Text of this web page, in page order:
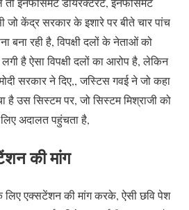
जो केंद्र सरकार के इशारे पर बीते चार पांच
बना रही है, विपक्षी दलों के नेताओं को
है ऐसा विपक्षी दलों का आरोप है, लेकिन
सरकार ने दिए,, जस्टिस गवई ने जो कहा
है उस सिस्टम पर, जो सिस्टम मिश्राजी को
अदालत पहुंचता है,
की मांग
लिए एक्सटेंशन की मांग करके, ऐसी छवि पेश